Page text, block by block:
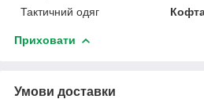
Тактичний одяг
Приховати
Умови доставки